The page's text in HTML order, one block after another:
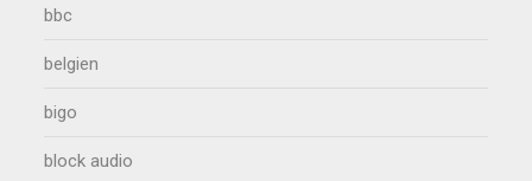
bbc
belgien
bigo
block audio